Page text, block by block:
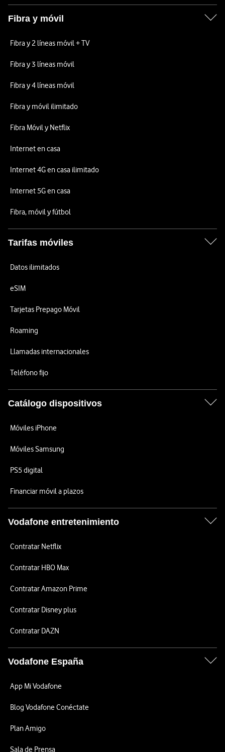
Fibra y móvil
Fibra y 2 líneas móvil + TV
Fibra y 3 líneas móvil
Fibra y 4 líneas móvil
Fibra y móvil ilimitado
Fibra Móvil y Netflix
Internet en casa
Internet 4G en casa ilimitado
Internet 5G en casa
Fibra, móvil y fútbol
Tarifas móviles
Datos ilimitados
eSIM
Tarjetas Prepago Móvil
Roaming
Llamadas internacionales
Teléfono fijo
Catálogo dispositivos
Móviles iPhone
Móviles Samsung
PS5 digital
Financiar móvil a plazos
Vodafone entretenimiento
Contratar Netflix
Contratar HBO Max
Contratar Amazon Prime
Contratar Disney plus
Contratar DAZN
Vodafone España
App Mi Vodafone
Blog Vodafone Conéctate
Plan Amigo
Sala de Prensa